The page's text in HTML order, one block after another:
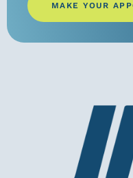
MAKE YOUR